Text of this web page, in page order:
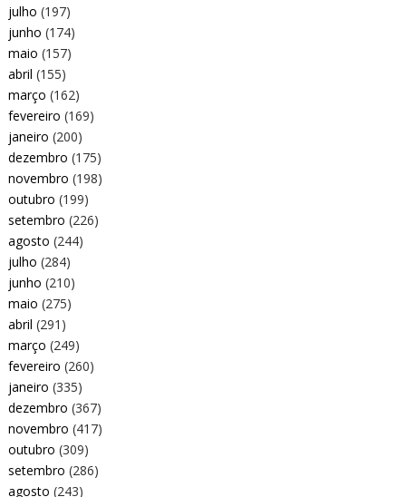
julho (197)
junho (174)
maio (157)
abril (155)
março (162)
fevereiro (169)
janeiro (200)
dezembro (175)
novembro (198)
outubro (199)
setembro (226)
agosto (244)
julho (284)
junho (210)
maio (275)
abril (291)
março (249)
fevereiro (260)
janeiro (335)
dezembro (367)
novembro (417)
outubro (309)
setembro (286)
agosto (243)